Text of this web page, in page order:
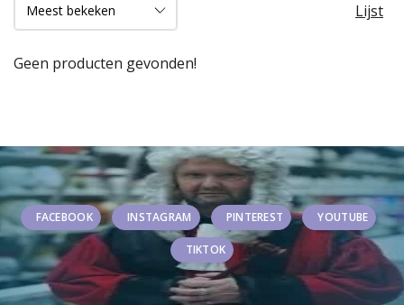
Lijst
Geen producten gevonden!
FACEBOOK INSTAGRAM PINTEREST YOUTUBE
TIKTOK